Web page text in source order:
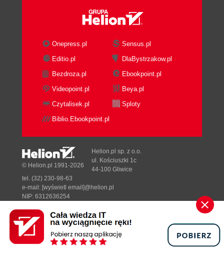
Onepress.pl
Sensus.pl
Editio.pl
DlaBystrzakow.pl
Bezdroza.pl
Ebookpoint.pl
Videopoint.pl
Beya.pl
Czytalisek.pl
Sploty
Biblio.Ebookpoint.pl
Designed with ♥ byTonik.pl
© Helion.pl 1991-2026
Helion.pl sp. z o.o.
ul. Kościuszki 1c
44-100 Gliwice
tel. (32) 230-98-63
e-mail: [wyświetl email]@helion.pl
NIP: 6312636254
Pełna wersja strony »